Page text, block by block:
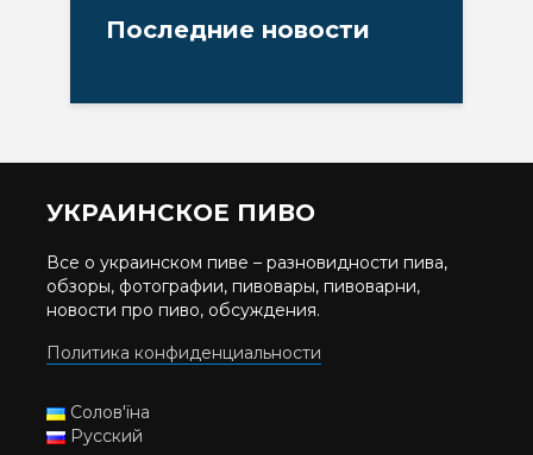
Последние новости
УКРАИНСКОЕ ПИВО
Все о украинском пиве – разновидности пива,
обзоры, фотографии, пивовары, пивоварни,
новости про пиво, обсуждения.
Политика конфиденциальности
Солов'їна
Русский